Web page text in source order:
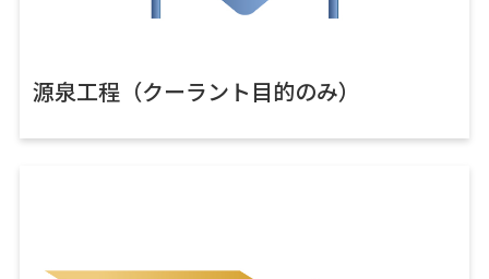
源泉工程（クーラント目的のみ）